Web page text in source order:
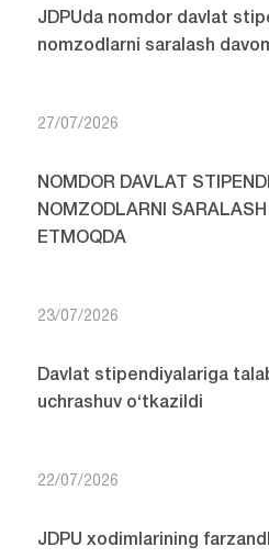
JDPUda nomdor davlat
nomzodlarni saralash
27/07/2026
NOMDOR DAVLAT
NOMZODLARNI SARALASH
ETMOQDA
23/07/2026
Davlat stipendiyalariga
uchrashuv o‘tkazildi
22/07/2026
JDPU xodimlarining